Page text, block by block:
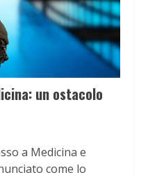
un ostacolo
a Medicina e
come lo